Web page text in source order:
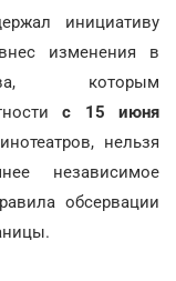
инициативу
изменения в
которым
с 15 июня
нельзя
независимое
обсервации